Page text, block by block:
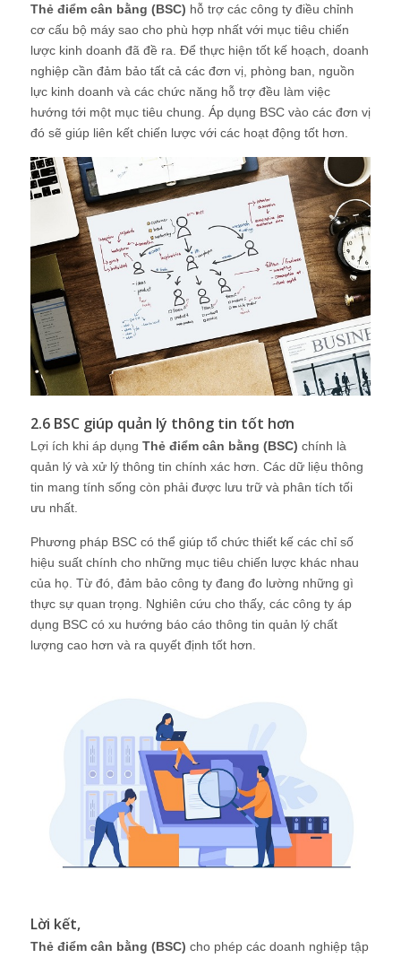
Thẻ điểm cân bằng (BSC) hỗ trợ các công ty điều chỉnh
cơ cấu bộ máy sao cho phù hợp nhất với mục tiêu chiến
lược kinh doanh đã đề ra. Để thực hiện tốt kế hoạch, doanh
nghiệp cần đảm bảo tất cả các đơn vị, phòng ban, nguồn
lực kinh doanh và các chức năng hỗ trợ đều làm việc
hướng tới một mục tiêu chung. Áp dụng BSC vào các đơn vị
đó sẽ giúp liên kết chiến lược với các hoạt động tốt hơn.
2.6 BSC giúp quản lý thông tin tốt hơn
Lợi ích khi áp dụng Thẻ điểm cân bằng (BSC) chính là
quản lý và xử lý thông tin chính xác hơn. Các dữ liệu thông
tin mang tính sống còn phải được lưu trữ và phân tích tối
ưu nhất.
Phương pháp BSC có thể giúp tổ chức thiết kế các chỉ số
hiệu suất chính cho những mục tiêu chiến lược khác nhau
của họ. Từ đó, đảm bảo công ty đang đo lường những gì
thực sự quan trọng. Nghiên cứu cho thấy, các công ty áp
dụng BSC có xu hướng báo cáo thông tin quản lý chất
lượng cao hơn và ra quyết định tốt hơn.
Lời kết,
Thẻ điểm cân bằng (BSC) cho phép các doanh nghiệp tập